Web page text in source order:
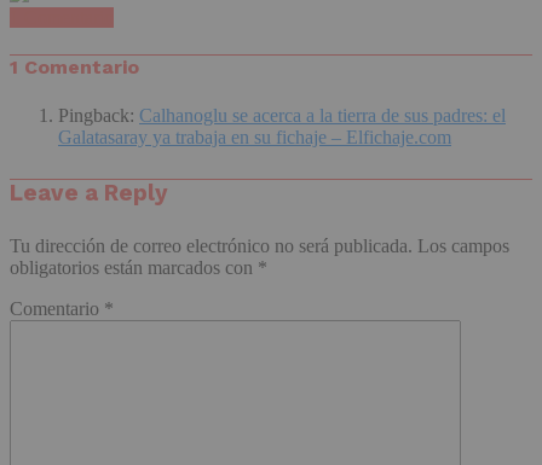
1 Comentario
Pingback: Calhanoglu se acerca a la tierra de sus padres: el
Galatasaray ya trabaja en su fichaje – Elfichaje.com
Leave a Reply
Tu dirección de correo electrónico no será publicada. Los campos
obligatorios están marcados con *
Comentario *